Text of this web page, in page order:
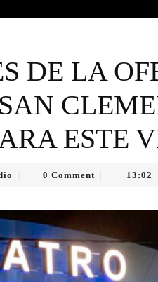
DE LA
ESTE
0 Comment 13:02